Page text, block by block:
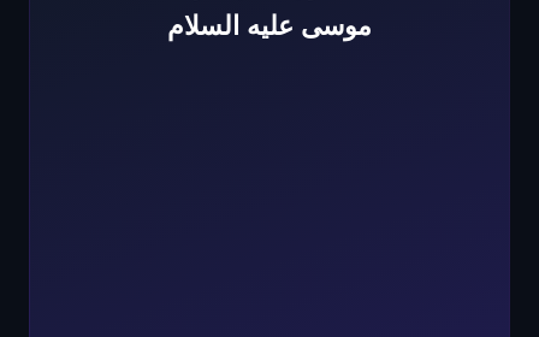
موسى عليه السلام